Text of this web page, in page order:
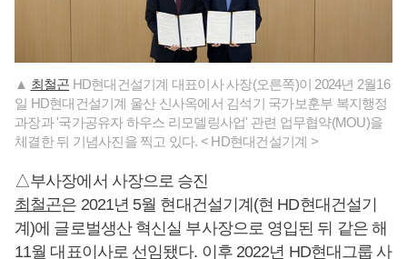
▲ 최철곤 HD현대건설기계 대표이사 사장(오른쪽)이 2024년 2월16
일 HD현대건설기계 울산 신사옥에서 김석기 국가보훈부 복지행정
과장과 '국가공유자 하우스 리모델링사업' 관련 업무협약(MOU)을
체결한 뒤 기념사진을 찍고 있다. < HD현대건설기계 >
△부사장에서 사장으로 승진
최철곤은 2021년 5월 현대건설기계(현 HD현대건설기
계)에 글로벌생산 혁신실 부사장으로 영입된 뒤 같은 해
11월 대표이사로 선임됐다. 이후 2022년 HD현대그룹 사